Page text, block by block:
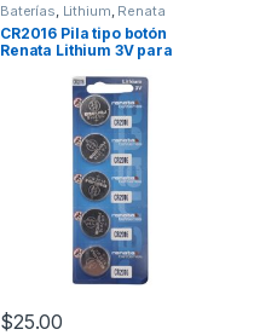
Baterías, Lithium, Renata
CR2016 Pila tipo botón
Renata Lithium 3V para
$25.00